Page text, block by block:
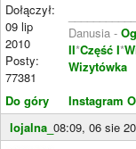
Dołączył:
09 lip
2010
Posty:
77381
Do góry
Danusia -
II*Część I*
Wizytówka
Instagram
lojalna_ 08:09, 06 sie